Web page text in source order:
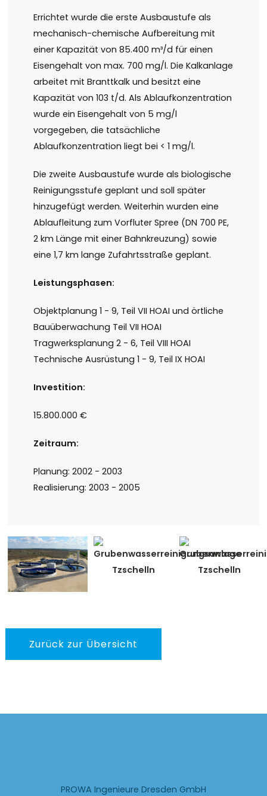
Errichtet wurde die erste Ausbaustufe als
mechanisch-chemische Aufbereitung mit
einer Kapazität von 85.400 m³/d für einen
Eisengehalt von max. 700 mg/l. Die Kalkanlage
arbeitet mit Branttkalk und besitzt eine
Kapazität von 103 t/d. Als Ablaufkonzentration
wurde ein Eisengehalt von 5 mg/l
vorgegeben, die tatsächliche
Ablaufkonzentration liegt bei < 1 mg/l.
Die zweite Ausbaustufe wurde als biologische
Reinigungsstufe geplant und soll später
hinzugefügt werden. Weiterhin wurden eine
Ablaufleitung zum Vorfluter Spree (DN 700 PE,
2 km Länge mit einer Bahnkreuzung) sowie
eine 1,7 km lange Zufahrtsstraße geplant.
Leistungsphasen:
Objektplanung 1 - 9, Teil VII HOAI und örtliche
Bauüberwachung Teil VII HOAI
Tragwerksplanung 2 - 6, Teil VIII HOAI
Technische Ausrüstung 1 - 9, Teil IX HOAI
Investition:
15.800.000 €
Zeitraum:
Planung: 2002 - 2003
Realisierung: 2003 - 2005
Zurück zur Übersicht
PROWA Ingenieure Dresden GmbH